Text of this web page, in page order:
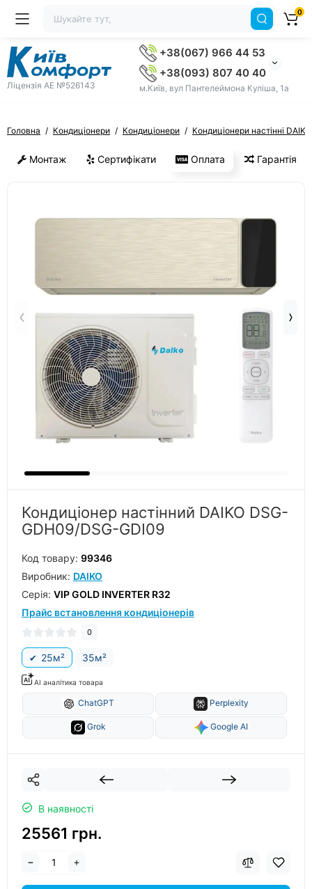
Ліцензія AE №526143
+38(067) 966 44 53
+38(093) 807 40 40
м.Київ, вул Пантелеймона Куліша, 1а
0
Головна Кондиціонери Кондиціонери Кондиціонери настінні DAIKO
Монтаж Сертифікати Оплата Гарантія
Кондиціонер настінний DAIKO DSG-
GDH09/DSG-GDI09
Код товару: 99346
Виробник: DAIKO
Серiя: VIP GOLD INVERTER R32
Прайс встановлення кондиціонерів
0
25м² 35м²
AI аналітика товара
ChatGPT Perplexity
Grok Google AI
В наявності
25561 грн.